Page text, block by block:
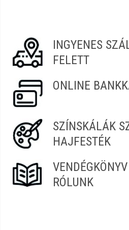
Dalma 2022.02.10. 08:25
Nikolett 2021.11.22. 08:54
INGYENES
FELETT
ONLINE
SZÍNSKÁLÁK
HAJFESTÉK
RÓLUNK